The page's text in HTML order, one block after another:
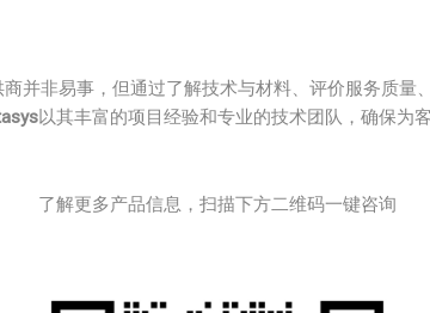
并非易事，但通过了解技术与材料、评价服务质量
以其丰富的项目经验和专业的技术团队，确保为
了解更多产品信息，扫描下方二维码一键咨询